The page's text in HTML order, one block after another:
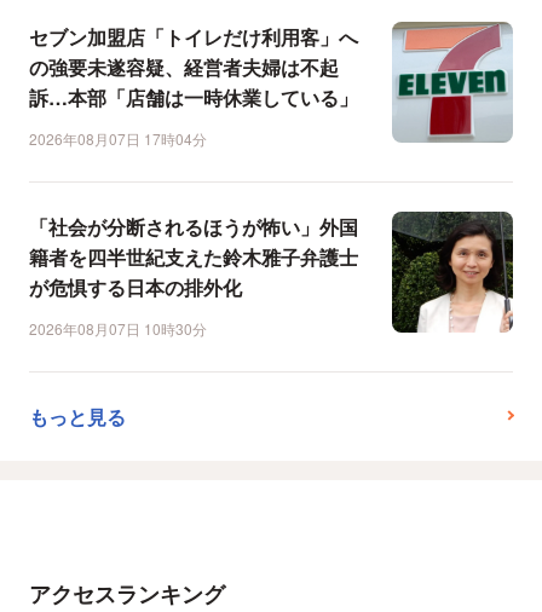
セブン加盟店「トイレだけ利用客」へ
の強要未遂容疑、経営者夫婦は不起
訴…本部「店舗は一時休業している」
2026年08月07日 17時04分
「社会が分断されるほうが怖い」外国
籍者を四半世紀支えた鈴木雅子弁護士
が危惧する日本の排外化
2026年08月07日 10時30分
もっと見る
アクセスランキング